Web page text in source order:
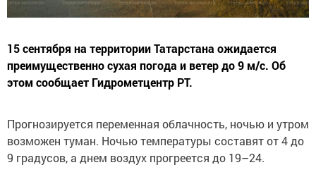
15 сентября на территории Татарстана ожидается
преимущественно сухая погода и ветер до 9 м/с. Об
этом сообщает Гидрометцентр РТ.
Прогнозируется переменная облачность, ночью и утром
возможен туман. Ночью температуры составят от 4 до
9 градусов, а днем воздух прогреется до 19–24.